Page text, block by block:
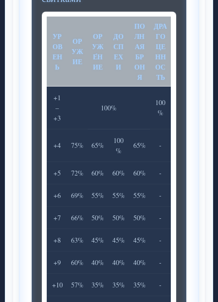
УР
ОВ
ЕН
Ь
ОР
УЖ
ИЕ
ОР
УЖ
Е́Н
ИЕ
ДО
СП
ЕХ
И
ПО
ЛН
АЯ
БР
ОН
Я
ДРА
ГО
ЦЕ
НН
ОС
ТЬ
+1
–
+3
100%
100
%
+4 75% 65%
100
%
65% -
+5 72% 60% 60% 60% -
+6 69% 55% 55% 55% -
+7 66% 50% 50% 50% -
+8 63% 45% 45% 45% -
+9 60% 40% 40% 40% -
+10 57% 35% 35% 35% -